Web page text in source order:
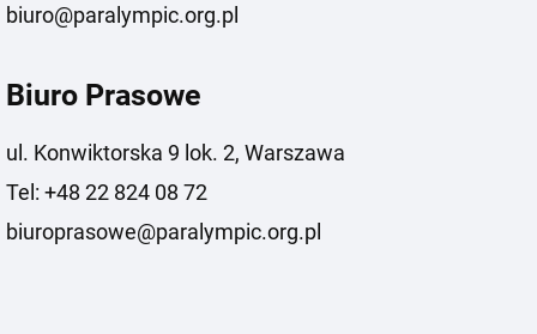
biuro@paralympic.org.pl
Biuro Prasowe
ul. Konwiktorska 9 lok. 2, Warszawa
Tel: +48 22 824 08 72
biuroprasowe@paralympic.org.pl